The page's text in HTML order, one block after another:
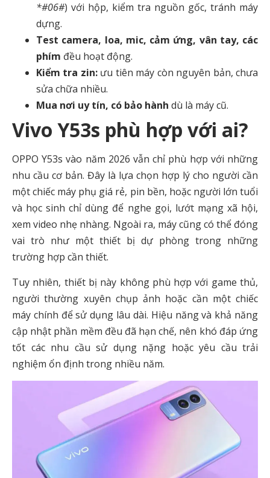
*#06#) với hộp, kiểm tra nguồn gốc, tránh máy
dựng.
Test camera, loa, mic, cảm ứng, vân tay, các
phím đều hoạt động.
Kiểm tra zin:ưu tiên máy còn nguyên bản, chưa
sửa chữa nhiều.
Mua nơi uy tín, có bảo hành dù là máy cũ.
Vivo Y53s phù hợp với ai?
OPPO Y53s vào năm 2026 vẫn chỉ phù hợp với những
nhu cầu cơ bản. Đây là lựa chọn hợp lý cho người cần
một chiếc máy phụ giá rẻ, pin bền, hoặc người lớn tuổi
và học sinh chỉ dùng để nghe gọi, lướt mạng xã hội,
xem video nhẹ nhàng. Ngoài ra, máy cũng có thể đóng
vai trò như một thiết bị dự phòng trong những
trường hợp cần thiết.
Tuy nhiên, thiết bị này không phù hợp với game thủ,
người thường xuyên chụp ảnh hoặc cần một chiếc
máy chính để sử dụng lâu dài. Hiệu năng và khả năng
cập nhật phần mềm đều đã hạn chế, nên khó đáp ứng
tốt các nhu cầu sử dụng nặng hoặc yêu cầu trải
nghiệm ổn định trong nhiều năm.